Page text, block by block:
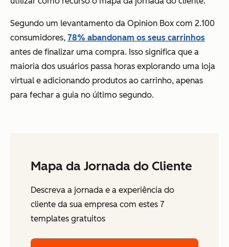
Segundo um levantamento da Opinion Box com 2.100
consumidores, 78% abandonam os seus carrinhos
antes de finalizar uma compra. Isso significa que a
maioria dos usuários passa horas explorando uma loja
virtual e adicionando produtos ao carrinho, apenas
para fechar a guia no último segundo.
Mapa da Jornada do Cliente
Descreva a jornada e a experiência do
cliente da sua empresa com estes 7
templates gratuitos